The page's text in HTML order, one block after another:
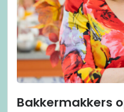
Bakkermakkers